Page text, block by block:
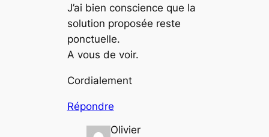
J’ai bien conscience que la
solution proposée reste
ponctuelle.
A vous de voir.
Cordialement
Répondre
Olivier